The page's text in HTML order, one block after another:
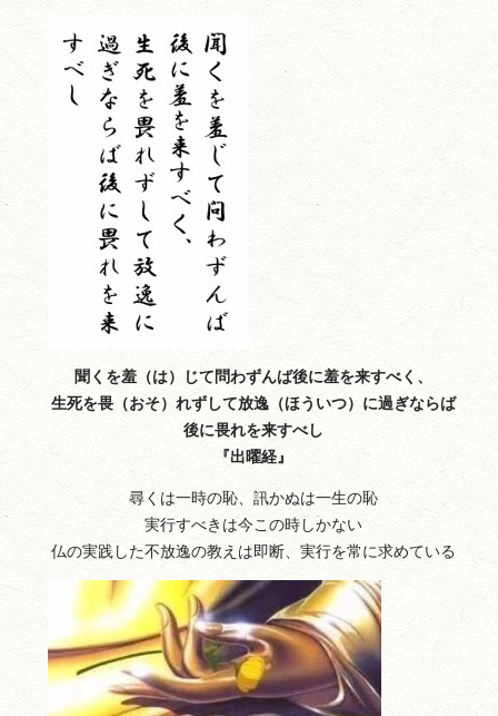
聞くを羞（は）じて問わずんば後に羞を来すべく、
生死を畏（おそ）れずして放逸（ほういつ）に過ぎならば
後に畏れを来すべし
『出曜経』
尋くは一時の恥、訊かぬは一生の恥
実行すべきは今この時しかない
仏の実践した不放逸の教えは即断、実行を常に求めている